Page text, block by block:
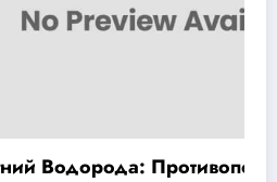
Противопоказания и